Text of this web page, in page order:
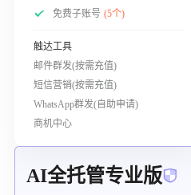
免费子账号 (5个)
触达工具
邮件群发(按需充值)
短信营销(按需充值)
WhatsApp群发(自助申请)
商机中心
AI全托管专业版